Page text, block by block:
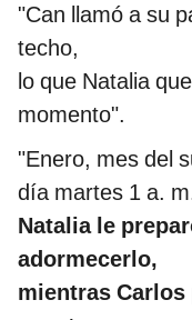
"Can llamó a su
techo,
lo que Natalia
momento".
"Enero, mes del
día martes 1 a.
Natalia le
adormecerlo,
mientras Carlos